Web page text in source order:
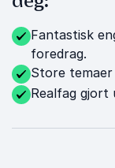
Fantastisk
foredrag.
Store
Realfag gjort